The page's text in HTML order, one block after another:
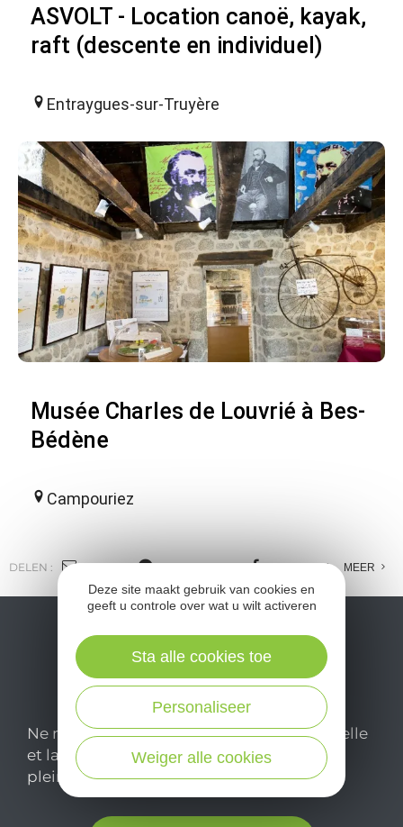
ASVOLT - Location canoë, kayak,
raft (descente en individuel)
Entraygues-sur-Truyère
Musée Charles de Louvrié à Bes-
Bédène
Campouriez
DELEN : E-MAIL MESSENGER FACEBOOK MEER
Ne manquez pas notre newsletter mensuelle
et laissez-vous inspirer pour profiter
pleinement de votre séjour en Aveyron.
Deze site maakt gebruik van cookies en
geeft u controle over wat u wilt activeren
Weiger alle cookies
Personaliseer
Sta alle cookies toe